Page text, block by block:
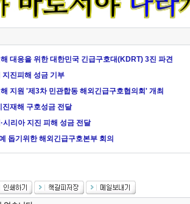
대응을 위한 대한민국 긴급구호대(KDRT) 3진 파견
지진피해 성금 기부
지원 '제3차 민관합동 해외긴급구호협의회' 개최
진재해 구호성금 전달
시리아 지진 피해 성금 전달
돕기위한 해외긴급구호본부 회의